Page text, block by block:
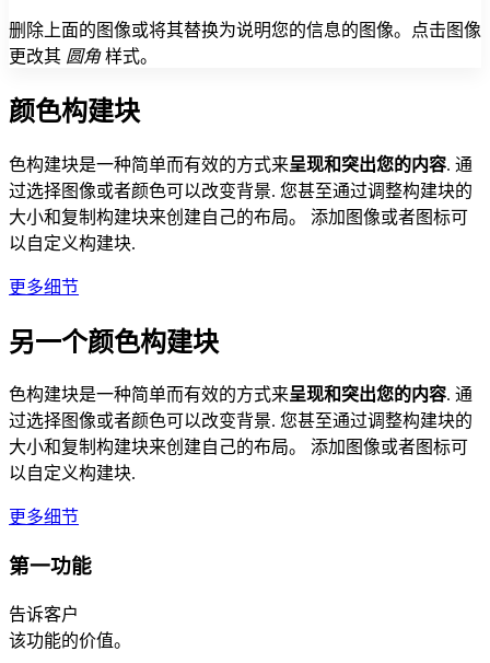
删除上面的图像或将其替换为说明您的信息的图像。点击图像
更改其 圆角样式。
颜色构建块
色构建块是一种简单而有效的方式来呈现和突出您的内容. 通
过选择图像或者颜色可以改变背景. 您甚至通过调整构建块的
大小和复制构建块来创建自己的布局。 添加图像或者图标可
以自定义构建块.
更多细节
另一个颜色构建块
色构建块是一种简单而有效的方式来呈现和突出您的内容. 通
过选择图像或者颜色可以改变背景. 您甚至通过调整构建块的
大小和复制构建块来创建自己的布局。 添加图像或者图标可
以自定义构建块.
更多细节
第一功能
告诉客户
该功能的价值。